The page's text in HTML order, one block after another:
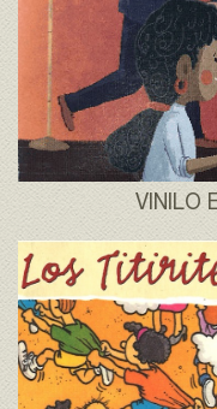
VINILO